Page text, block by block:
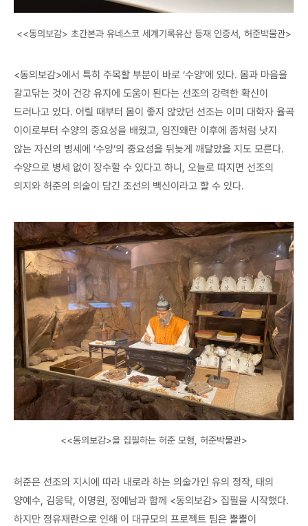
<<동의보감> 초간본과 유네스코 세계기록유산 등재 인증서, 허준박물관>
<동의보감>에서 특히 주목할 부분이 바로 ‘수양’에 있다. 몸과 마음을
갈고닦는 것이 건강 유지에 도움이 된다는 선조의 강력한 확신이
드러나고 있다. 어릴 때부터 몸이 좋지 않았던 선조는 이미 대학자 율곡
이이로부터 수양의 중요성을 배웠고, 임진왜란 이후에 좀처럼 낫지
않는 자신의 병세에 ‘수양’의 중요성을 뒤늦게 깨달았을 지도 모른다.
수양으로 병세 없이 장수할 수 있다고 하니, 오늘로 따지면 선조의
의지와 허준의 의술이 담긴 조선의 백신이라고 할 수 있다.
<<동의보감>을 집필하는 허준 모형, 허준박물관>
허준은 선조의 지시에 따라 내로라 하는 의술가인 유의 정작, 태의
양예수, 김응탁, 이명원, 정예남과 함께 <동의보감> 집필을 시작했다.
하지만 정유재란으로 인해 이 대규모의 프로젝트 팀은 뿔뿔이